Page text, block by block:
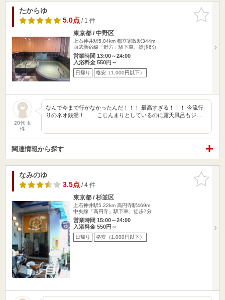
お気に入
りに追加
たからゆ
5.0点/ 1 件
東京都 / 中野区
上石神井駅5.04km 都立家政駅344m
西武新宿線「野方」駅下車、徒歩6分
営業時間 13:00～24:00
入浴料金 550円～
日帰り 格安（1,000円以下）
20代 女
性
なんで今まで行かなかったんだ！！！ 最高すぎる！！！ 今流行
りのネオ銭湯！ こじんまりとしているのに露天風呂もジ…
関連情報から探す
お気に入
りに追加
なみのゆ
3.5点/ 4 件
東京都 / 杉並区
上石神井駅5.22km 高円寺駅469m
中央線「高円寺」駅下車、徒歩7分
営業時間 15:00～24:00
入浴料金 550円～
日帰り 格安（1,000円以下）